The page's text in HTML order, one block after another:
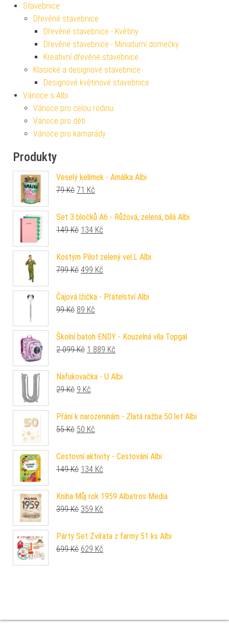
Stavebnice
Dřevěné stavebnice
Dřevěné stavebnice - Květiny
Dřevěné stavebnice - Miniaturní domečky
Kreativní dřevěné stavebnice
Klasické a designové stavebnice
Designové květinové stavebnice
Vánoce s Albi
Vánoce pro celou rodinu
Vánoce pro děti
Vánoce pro kamarády
Produkty
Veselý kelímek - Amálka Albi
79Kč Původní cena byla: 79 Kč.
71 Kč
Set 3 bločků A6 - Růžová, zelená, bílá Albi
149Kč Původní cena byla: 149 Kč.
134 Kč
Kostým Pilot zelený vel.L Albi
799Kč Původní cena byla: 799 Kč.
499 Kč
Čajová lžička - Přátelství Albi
99Kč Původní cena byla: 99 Kč.
89 Kč
Školní batoh ENDY - Kouzelná víla Topgal
2 099Kč Původní cena byla: 2 099 Kč.
1 889 Kč
Nafukovačka - U Albi
29Kč Původní cena byla: 29 Kč.
9 Kč
Přání k narozeninám - Zlatá ražba 50 let Albi
55Kč Původní cena byla: 55 Kč.
50 Kč
Cestovní aktivity - Cestování Albi
149Kč Původní cena byla: 149 Kč.
134 Kč
Kniha Můj rok 1959 Albatros Media
399Kč Původní cena byla: 399 Kč.
359 Kč
Párty Set Zvířata z farmy 51 ks Albi
699Kč Původní cena byla: 699 Kč.
629 Kč